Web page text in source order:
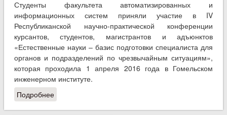
Студенты факультета автоматизированных и
информационных систем приняли участие в IV
Республиканской научно-практической конференции
курсантов, студентов, магистрантов и адъюнктов
«Естественные науки – базис подготовки специалиста для
органов и подразделений по чрезвычайным ситуациям»,
которая проходила 1 апреля 2016 года в Гомельском
инженерном институте.
Подробнеео Студенты ФАИС приняли участие в
Республиканской конференции «Естественные